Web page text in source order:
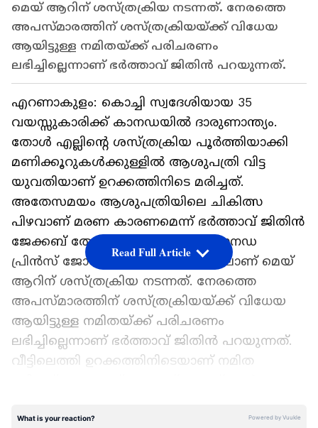
മെയ് ആറിന് ശസ്ത്രക്രിയ നടന്നത്. നേരത്തെ
അപസ്മാരത്തിന് ശസ്ത്രക്രിയയ്ക്ക് വിധേയ
ആയിട്ടുള്ള നമിതയ്ക്ക് പരിചരണം
ലഭിച്ചില്ലെന്നാണ് ഭർത്താവ് ജിതിൻ പറയുന്നത്.
എറണാകുളം: കൊച്ചി സ്വദേശിയായ 35
വയസ്സുകാരിക്ക് കാനഡയിൽ ദാരുണാന്ത്യം.
തോൾ എല്ലിന്റെ ശസ്ത്രക്രിയ പൂർത്തിയാക്കി
മണിക്കൂറുകൾക്കുള്ളിൽ ആശുപത്രി വിട്ട
യുവതിയാണ് ഉറക്കത്തിനിടെ മരിച്ചത്.
അതേസമയം ആശുപത്രിയിലെ ചികിത്സ
പിഴവാണ് മരണ കാരണമെന്ന് ഭർത്താവ് ജിതിൻ
ജേക്കബ് തോമസ് ആരോപിച്ചു. കാനഡ
പ്രിൻസ് ജോർജിലെ ആശുപത്രിയിലാണ് മെയ്
ആറിന് ശസ്ത്രക്രിയ നടന്നത്. നേരത്തെ
അപസ്മാരത്തിന് ശസ്ത്രക്രിയയ്ക്ക് വിധേയ
ആയിട്ടുള്ള നമിതയ്ക്ക് പരിചരണം
ലഭിച്ചില്ലെന്നാണ് ഭർത്താവ് ജിതിൻ പറയുന്നത്.
വീട്ടിലെത്തി ഉറക്കത്തിനിടെയാണ് നമിത
നടത്താനാണ് കുടുംബത്തിൻറെ തീരുമാനം.
Read Full Article